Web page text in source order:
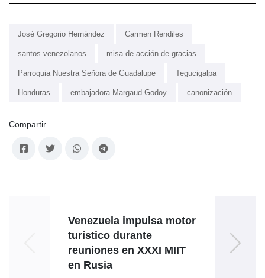
José Gregorio Hernández Carmen Rendiles
santos venezolanos misa de acción de gracias
Parroquia Nuestra Señora de Guadalupe Tegucigalpa
Honduras embajadora Margaud Godoy canonización
Compartir
Venezuela impulsa motor
turístico durante
reuniones en XXXI MIIT
en Rusia